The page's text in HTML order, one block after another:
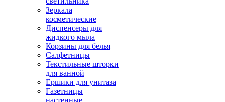
Зеркала
косметические
Диспенсеры для
жидкого мыла
Корзины для белья
Салфетницы
Текстильные шторки
для ванной
Ершики для унитаза
Газетницы
настенные